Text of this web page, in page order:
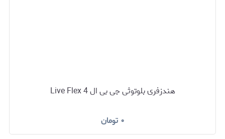
هندزفری بلوتوثی جی بی ال Live Flex 4
۰ تومان